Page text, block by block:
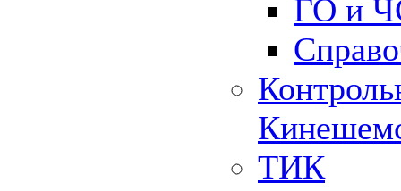
ГО и
ТИК